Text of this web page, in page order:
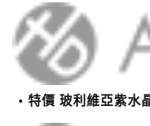
特價 玻利維亞紫水